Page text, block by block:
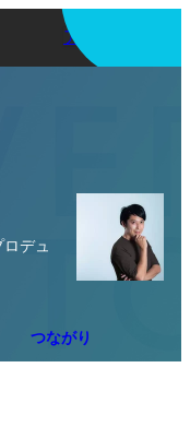
アプリを使う
デュ
つながり